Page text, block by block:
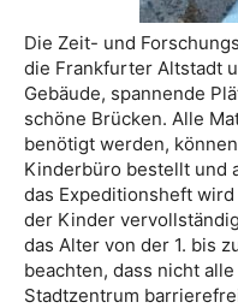
Die Zeit- und
die Frankfurter Altstadt
Gebäude, spannende
schöne Brücken. Alle
benötigt werden,
Kinderbüro bestellt und
das Expeditionsheft
der Kinder
das Alter von der 1. bis
beachten, dass nicht
Stadtzentrum